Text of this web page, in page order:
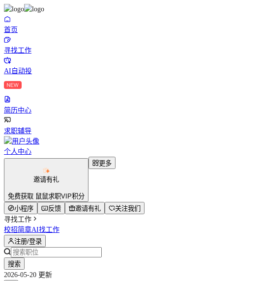
首页
寻找工作
AI自动投
简历中心
求职辅导
个人中心
邀请有礼
免费获取 鼠鼠求职VIP积分
更多
小程序 反馈 邀请有礼
关注我们
寻找工作
校招简章AI找工作
注册/登录
搜索
2026-05-20 更新